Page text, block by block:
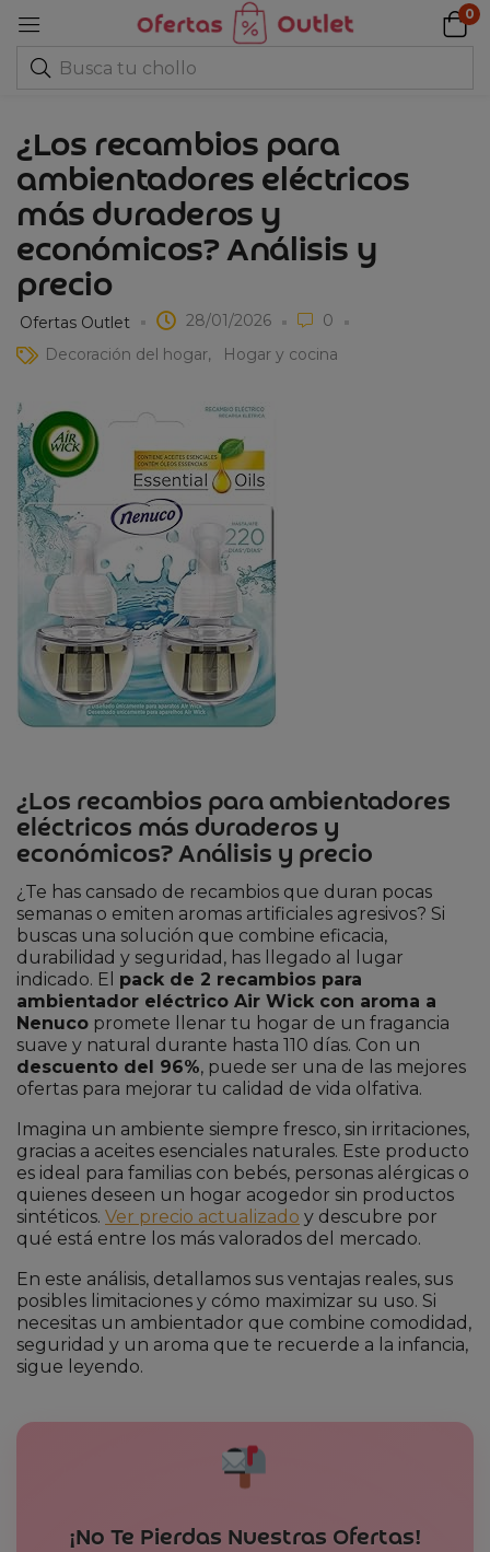
0
¿Los recambios para
ambientadores eléctricos
más duraderos y
económicos? Análisis y
precio
Ofertas Outlet 28/01/2026
0
Decoración del hogar
Hogar y cocina
¿Los recambios para ambientadores
eléctricos más duraderos y
económicos? Análisis y precio
¿Te has cansado de recambios que duran pocas
semanas o emiten aromas artificiales agresivos? Si
buscas una solución que combine eficacia,
durabilidad y seguridad, has llegado al lugar
indicado. El pack de 2 recambios para
ambientador eléctrico Air Wick con aroma a
Nenuco promete llenar tu hogar de un fragancia
suave y natural durante hasta 110 días. Con un
descuento del 96%, puede ser una de las mejores
ofertas para mejorar tu calidad de vida olfativa.
Imagina un ambiente siempre fresco, sin irritaciones,
gracias a aceites esenciales naturales. Este producto
es ideal para familias con bebés, personas alérgicas o
quienes deseen un hogar acogedor sin productos
sintéticos. Ver precio actualizado y descubre por
qué está entre los más valorados del mercado.
En este análisis, detallamos sus ventajas reales, sus
posibles limitaciones y cómo maximizar su uso. Si
necesitas un ambientador que combine comodidad,
seguridad y un aroma que te recuerde a la infancia,
sigue leyendo.
¡No Te Pierdas Nuestras Ofertas!